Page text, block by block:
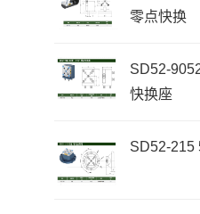
零点快换
SD52-
快换座
SD52-215